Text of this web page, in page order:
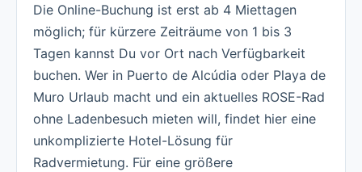
Die Online-Buchung ist erst ab 4 Miettagen
möglich; für kürzere Zeiträume von 1 bis 3
Tagen kannst Du vor Ort nach Verfügbarkeit
buchen. Wer in Puerto de Alcúdia oder Playa de
Muro Urlaub macht und ein aktuelles ROSE-Rad
ohne Ladenbesuch mieten will, findet hier eine
unkomplizierte Hotel-Lösung für
Radvermietung. Für eine größere